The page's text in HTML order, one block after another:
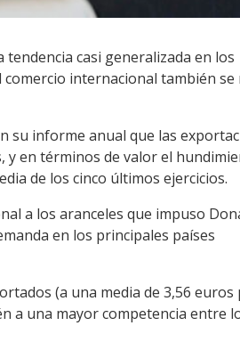
casi generalizada en los
internacional también se
su informe anual que las
y en términos de valor el
de los cinco últimos ejercicios.
a los aranceles que impuso
en los principales países
(a una media de 3,56
a una mayor competencia entre